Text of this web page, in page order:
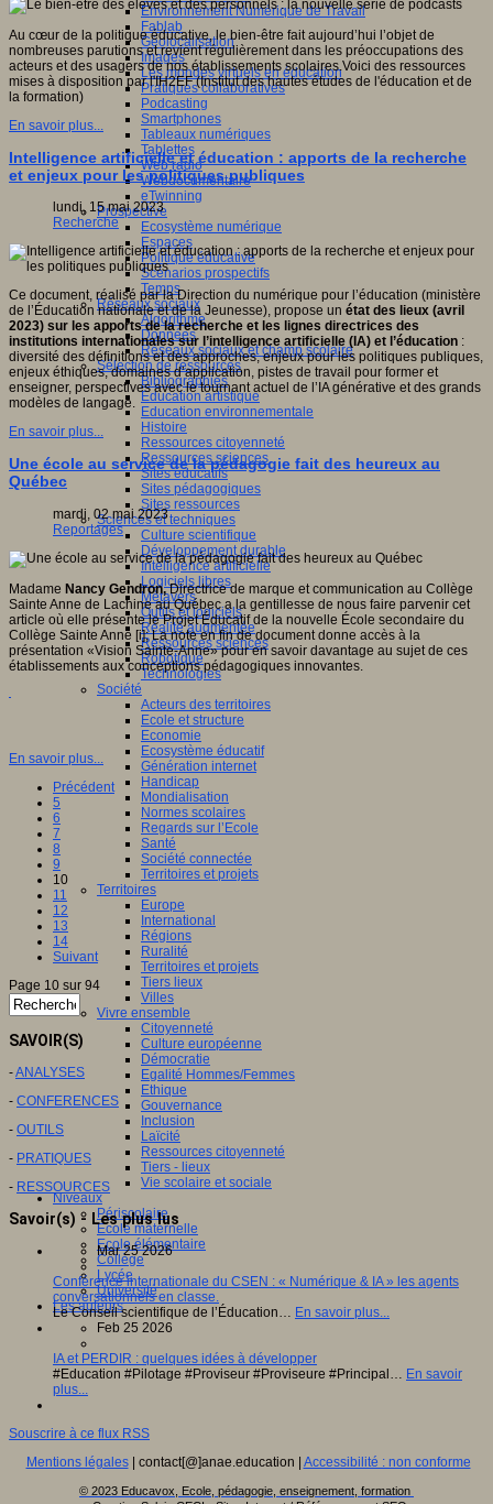
Environnement Numérique de Travail
Fablab
Géolocalisation
Images
Les mondes virtuels en éducation
Pratiques collaboratives
Podcasting
Smartphones
Tableaux numériques
Tablettes
Web radio
Webdocumentaire
eTwinning
Prospective
Ecosystème numérique
Espaces
Politique éducative
Scénarios prospectifs
Temps
Réseaux sociaux
Algorithme
Données
Réseaux sociaux et champ scolaire
Sélection de ressources
Bibliographies
Education artistique
Education environnementale
Histoire
Ressources citoyenneté
Ressources sciences
Sites éducatifs
Sites pédagogiques
Sites ressources
Sciences et techniques
Culture scientifique
Développement durable
Intelligence artificielle
Logiciels libres
Métavers
Outils et logiciels
Réalité augmentée
Ressources sciences
Robotique
Technologies
Société
Acteurs des territoires
Ecole et structure
Economie
Ecosystème éducatif
Génération internet
Handicap
Mondialisation
Normes scolaires
Regards sur l’Ecole
Santé
Société connectée
Territoires et projets
Territoires
Europe
International
Régions
Ruralité
Territoires et projets
Tiers lieux
Villes
Vivre ensemble
Citoyenneté
Culture européenne
Démocratie
Egalité Hommes/Femmes
Ethique
Gouvernance
Inclusion
Laïcité
Ressources citoyenneté
Tiers - lieux
Vie scolaire et sociale
Niveaux
Périscolaire
Ecole maternelle
Ecole élémentaire
Collège
Lycée
Université
Les auteurs
Au cœur de la politique éducative, le bien-être fait aujourd’hui l’objet de
nombreuses parutions et revient régulièrement dans les préoccupations des
acteurs et des usagers de nos établissements scolaires.Voici des ressources
mises à disposition par l'IH2EF (Institut des hautes études de l'éducation et de
la formation)
En savoir plus...
Intelligence artificielle et éducation : apports de la recherche
et enjeux pour les politiques publiques
lundi, 15 mai 2023
Recherche
Ce document, réalisé par la Direction du numérique pour l’éducation (ministère
de l’Éducation nationale et de la Jeunesse), propose un état des lieux (avril
2023) sur les apports de la recherche et les lignes directrices des
institutions internationales sur l’intelligence artificielle (IA) et l’éducation :
diversité des définitions et des approches, enjeux pour les politiques publiques,
enjeux éthiques, domaines d’application, pistes de travail pour former et
enseigner, perspectives avec le tournant actuel de l’IA générative et des grands
modèles de langage.
En savoir plus...
Une école au service de la pédagogie fait des heureux au
Québec
mardi, 02 mai 2023
Reportages
Madame Nancy Gendron,Directrice de marque et communication au Collège
Sainte Anne de Lachine au Québec a la gentillesse de nous faire parvenir cet
article où elle présente le Projet Éducatif de la nouvelle École secondaire du
Collège Sainte Anne [i]; La note en fin de document donne accès à la
présentation «Vision Sainte-Anne» pour en savoir davantage au sujet de ces
établissements aux conceptions pédagogiques innovantes.
En savoir plus...
Précédent
5
6
7
8
9
10
11
12
13
14
Suivant
Page 10 sur 94
SAVOIR(S)
-ANALYSES
- CONFERENCES
- OUTILS
- PRATIQUES
- RESSOURCES
Savoir(s) - Les plus lus
Mar 25 2026
Conférence internationale du CSEN : « Numérique & IA » les agents
conversationnels en classe.
Le Conseil scientifique de l’Éducation… En savoir plus...
Feb 25 2026
IA et PERDIR : quelques idées à développer
#Education #Pilotage #Proviseur #Proviseure #Principal… En savoir
plus...
Souscrire à ce flux RSS
Mentions légales| contact[@]anae.education | Accessibilité : non conforme
© 2023 Educavox, Ecole, pédagogie, enseignement, formation